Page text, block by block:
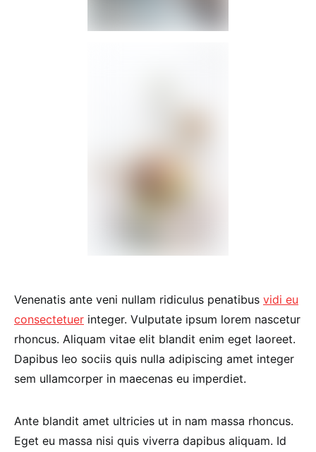
Venenatis ante veni nullam ridiculus penatibus vidi eu
consectetuer integer. Vulputate ipsum lorem nascetur
rhoncus. Aliquam vitae elit blandit enim eget laoreet.
Dapibus leo sociis quis nulla adipiscing amet integer
sem ullamcorper in maecenas eu imperdiet.
Ante blandit amet ultricies ut in nam massa rhoncus.
Eget eu massa nisi quis viverra dapibus aliquam. Id